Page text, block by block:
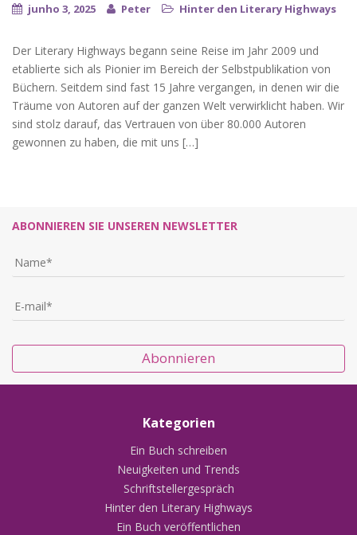
junho 3, 2025 Peter Hinter den Literary Highways
Der Literary Highways begann seine Reise im Jahr 2009 und
etablierte sich als Pionier im Bereich der Selbstpublikation von
Büchern. Seitdem sind fast 15 Jahre vergangen, in denen wir die
Träume von Autoren auf der ganzen Welt verwirklicht haben. Wir
sind stolz darauf, das Vertrauen von über 80.000 Autoren
gewonnen zu haben, die mit uns […]
ABONNIEREN SIE UNSEREN NEWSLETTER
Abonnieren
Kategorien
Ein Buch schreiben
Neuigkeiten und Trends
Schriftstellergespräch
Hinter den Literary Highways
Ein Buch veröffentlichen